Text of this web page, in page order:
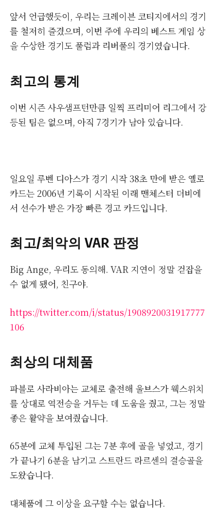
앞서 언급했듯이, 우리는 크레이븐 코티지에서의 경기
를 철저히 즐겼으며, 이번 주에 우리의 베스트 게임 상
을 수상한 경기도 풀럼과 리버풀의 경기였습니다.
최고의 통계
이번 시즌 사우샘프턴만큼 일찍 프리미어 리그에서 강
등된 팀은 없으며, 아직 7경기가 남아 있습니다.
일요일 루벤 디아스가 경기 시작 38초 만에 받은 옐로
카드는 2006년 기록이 시작된 이래 맨체스터 더비에
서 선수가 받은 가장 빠른 경고 카드입니다.
최고/최악의 VAR 판정
Big Ange, 우리도 동의해. VAR 지연이 정말 걷잡을
수 없게 됐어, 친구야.
https://twitter.com/i/status/1908920031917777
106
최상의 대체품
파블로 사라비아는 교체로 출전해 울브스가 웩스위치
를 상대로 역전승을 거두는 데 도움을 줬고, 그는 정말
좋은 활약을 보여줬습니다.
65분에 교체 투입된 그는 7분 후에 골을 넣었고, 경기
가 끝나기 6분을 남기고 스트란드 라르센의 결승골을
도왔습니다.
대체품에 그 이상을 요구할 수는 없습니다.